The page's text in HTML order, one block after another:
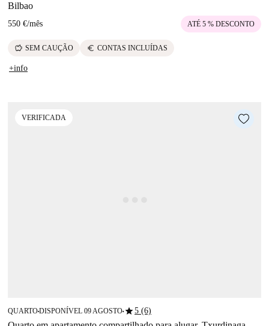
Bilbao
550 €/mês ATÉ 5 % DESCONTO
savings SEM CAUÇÃO euro CONTAS INCLUÍDAS
+info
VERIFICADA
QUARTO■DISPONÍVEL 09 AGOSTO■star5 (6)